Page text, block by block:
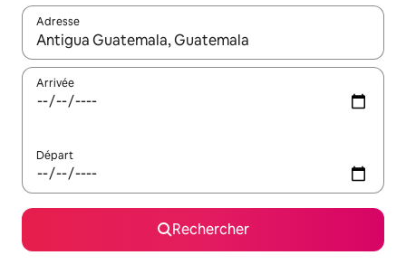
Adresse
Lorsque les résultats s'affichent, utilisez les flèches vers le
Arrivée
Départ
Rechercher